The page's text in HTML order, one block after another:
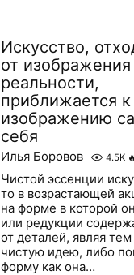
Искусство,
от изображения
реальности,
приближается к
изображению
себя
Илья Боровов 4.5K
Чистой эссенции
то в возрастающей
на форме в которой
или редукции
от деталей, являя
чистую идею, либо
форму как она…